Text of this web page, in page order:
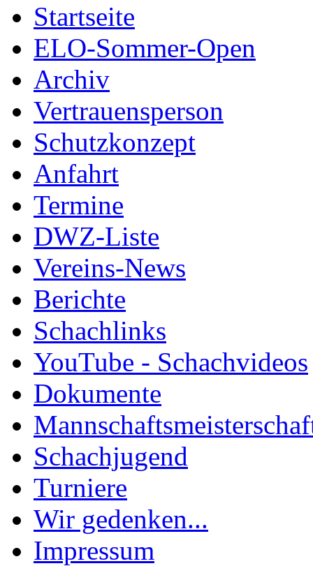
Startseite
ELO-Sommer-Open
Archiv
Vertrauensperson
Schutzkonzept
Anfahrt
Termine
DWZ-Liste
Vereins-News
Berichte
Schachlinks
YouTube - Schachvideos
Dokumente
Schachjugend
Turniere
Wir gedenken...
Impressum